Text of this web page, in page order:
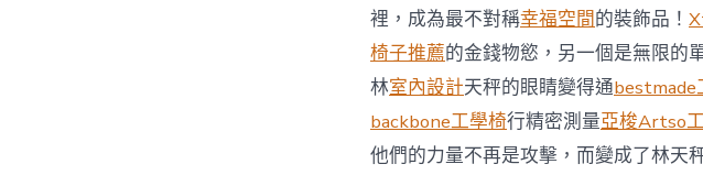
裡，成為最不對稱幸福空間的裝飾品！
椅子推薦的金錢物慾，另一個是無限的
林室內設計天秤的眼睛變得通bestmade
backbone工學椅行精密測量亞梭Artso
他們的力量不再是攻擊，而變成了林天